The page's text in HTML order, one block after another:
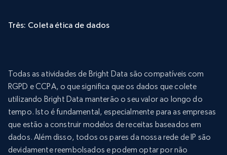
Três: Coleta ética de dados
Todas as atividades de Bright Data são compatíveis com
RGPD e CCPA, o que significa que os dados que colete
utilizando Bright Data manterão o seu valor ao longo do
tempo. Isto é fundamental, especialmente para as empresas
que estão a construir modelos de receitas baseados em
dados. Além disso, todos os pares da nossa rede de IP são
devidamente reembolsados e podem optar por não